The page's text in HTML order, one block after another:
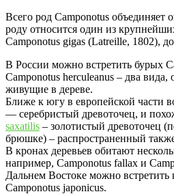
Всего род Camponotus объединяет
роду относится один из
Camponotus gigas (Latreille, 1802),
В России можно встретить бурых
Camponotus herculeanus – два
живущие в дереве.
Ближе к югу в европейской части
— серебристый древоточец, и
saxatilis – золотистый древоточец
брюшке) – распространенный
В кронах деревьев обитают
например, Camponotus fallax и
Дальнем Востоке можно
Camponotus japonicus.